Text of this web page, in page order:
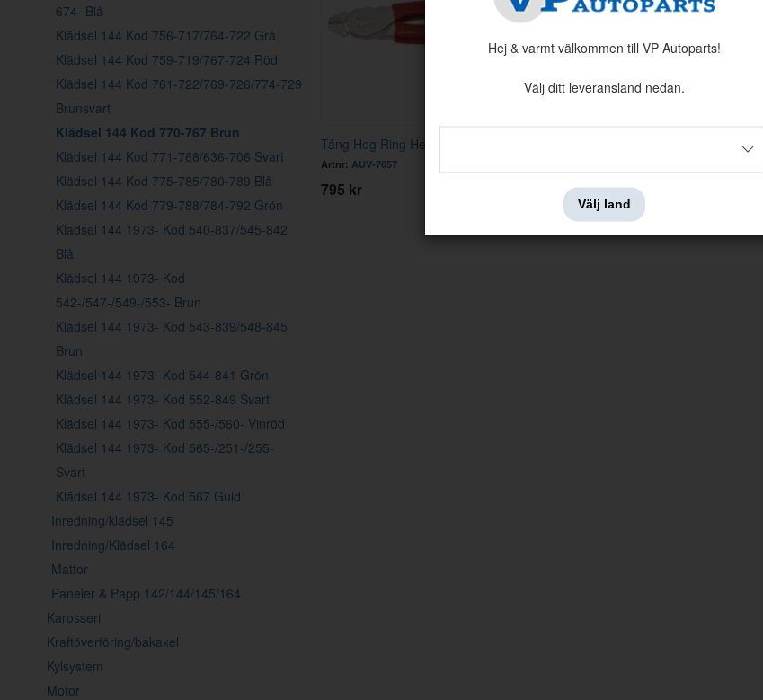
674- Blå
Klädsel 144 Kod 756-717/764-722 Grå
Klädsel 144 Kod 759-719/767-724 Röd
Klädsel 144 Kod 761-722/769-726/774-729
Brunsvart
Klädsel 144 Kod 770-767 Brun
Klädsel 144 Kod 771-768/636-706 Svart
Klädsel 144 Kod 775-785/780-789 Blå
Klädsel 144 Kod 779-788/784-792 Grön
Klädsel 144 1973- Kod 540-837/545-842
Blå
Klädsel 144 1973- Kod
542-/547-/549-/553- Brun
Klädsel 144 1973- Kod 543-839/548-845
Brun
Klädsel 144 1973- Kod 544-841 Grön
Klädsel 144 1973- Kod 552-849 Svart
Klädsel 144 1973- Kod 555-/560- Vinröd
Klädsel 144 1973- Kod 565-/251-/255-
Svart
Klädsel 144 1973- Kod 567 Guld
Inredning/klädsel 145
Inredning/Klädsel 164
Mattor
Paneler & Papp 142/144/145/164
Karosseri
Kraftöverföring/bakaxel
Kylsystem
Motor
Tång Hog Ring Heavy Duty
Artnr: AUV-7657
795 kr 1095 kr
Hej & varmt välkommen till VP Autoparts!
Välj ditt leveransland nedan.
Välj land